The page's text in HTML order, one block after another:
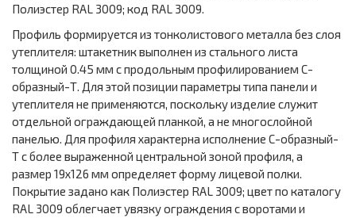
Полиэстер RAL 3009; код RAL 3009.
Профиль формируется из тонколистового металла без слоя
утеплителя: штакетник выполнен из стального листа
толщиной 0.45 мм с продольным профилированием С-
образный-Т. Для этой позиции параметры типа панели и
утеплителя не применяются, поскольку изделие служит
отдельной ограждающей планкой, а не многослойной
панелью. Для профиля характерна исполнение С-образный-
Т с более выраженной центральной зоной профиля, а
размер 19х126 мм определяет форму лицевой полки.
Покрытие задано как Полиэстер RAL 3009; цвет по каталогу
RAL 3009 облегчает увязку ограждения с воротами и